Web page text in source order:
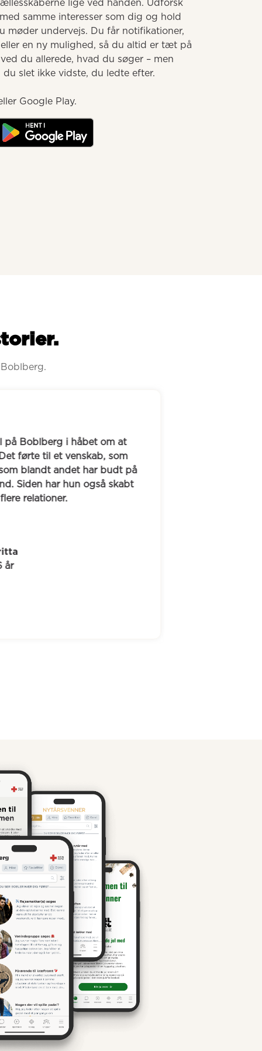
lige ved hånden. Udforsk
samme interesser som dig og hold
møder undervejs. Du får notifikationer,
en ny mulighed, så du altid er tæt på
du allerede, hvad du søger – men
slet ikke vidste, du ledte efter.
Google Play.
Boblberg i håbet om at
førte til et venskab, som
blandt andet har budt på
Siden har hun også skabt
relationer.
år